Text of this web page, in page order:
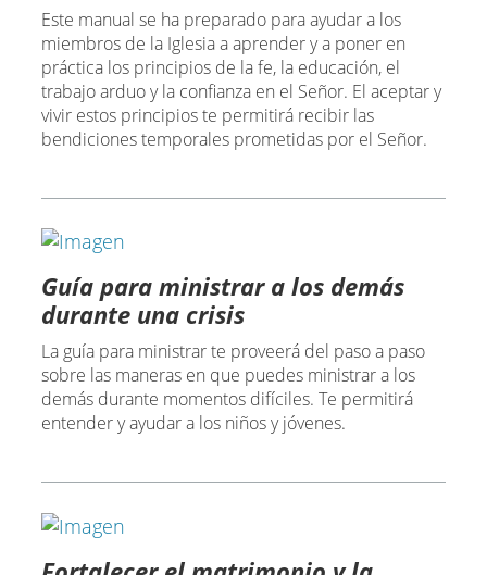
Este manual se ha preparado para ayudar a los
miembros de la Iglesia a aprender y a poner en
práctica los principios de la fe, la educación, el
trabajo arduo y la confianza en el Señor. El aceptar y
vivir estos principios te permitirá recibir las
bendiciones temporales prometidas por el Señor.
Guía para ministrar a los demás
durante una crisis
La guía para ministrar te proveerá del paso a paso
sobre las maneras en que puedes ministrar a los
demás durante momentos difíciles. Te permitirá
entender y ayudar a los niños y jóvenes.